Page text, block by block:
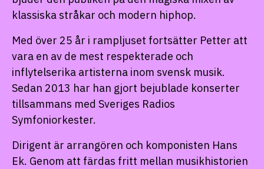
klassiska stråkar och modern hiphop.
Med över 25 år i rampljuset fortsätter Petter att
vara en av de mest respekterade och
inflytelserika artisterna inom svensk musik.
Sedan 2013 har han gjort bejublade konserter
tillsammans med Sveriges Radios
Symfoniorkester.
Dirigent är arrangören och komponisten Hans
Ek. Genom att färdas fritt mellan musikhistorien